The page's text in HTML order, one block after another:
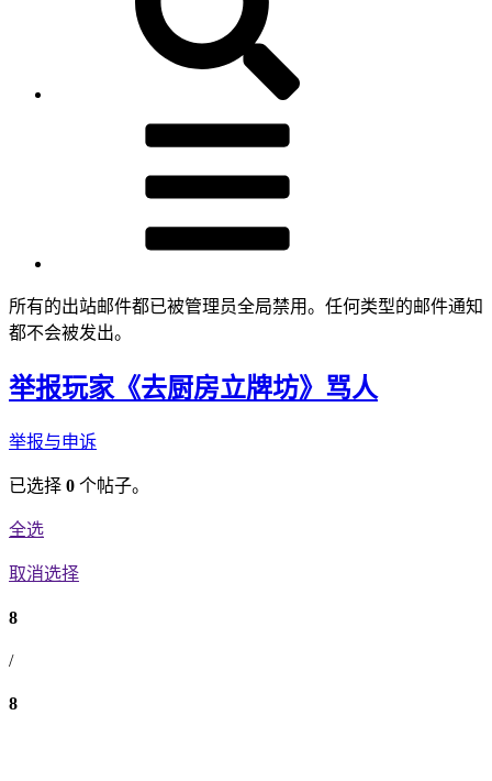
所有的出站邮件都已被管理员全局禁用。任何类型的邮件通知
都不会被发出。
举报玩家《去厨房立牌坊》骂人
举报与申诉
已选择 0 个帖子。
全选
取消选择
8
/
8